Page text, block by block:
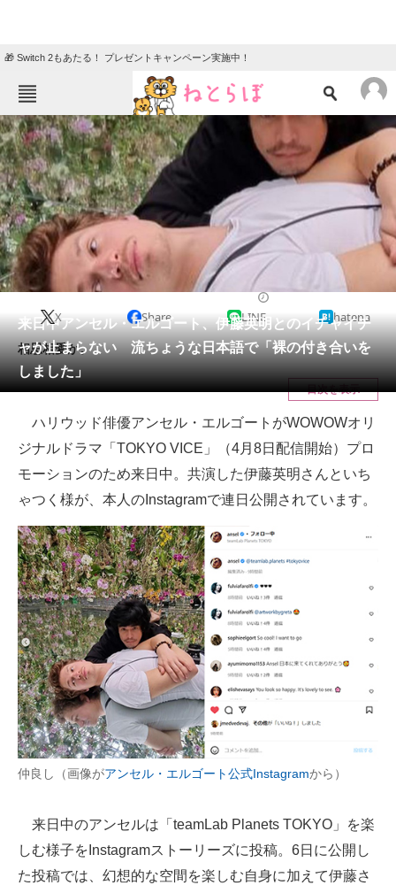
🎁 Switch 2もあたる！ プレゼントキャンペーン実施中！
ねとらぼメニュー
TOP
エンタメ
グルメ 地域
住まい 教育・育児
動物 リサーチ
会員記事
メディア
注目記事を集めた総合ページ
スマホと通信の最新トレンド
進化するPCとデバイスの未来
好きが集まる 比べて選べる
ビジネスと働き方のヒント
AI活用のいまが分かる
企業ITのトレンドを詳説
経営リーダーのコミュニティ
マーケ×ITの今がよく分かる
ITエンジニア向け専門サイト
企業向けIT製品の総合サイト
IT製品の技術・比較・事例
来日中アンセル・エルゴート、伊藤英明とのイチャイチ
ャが止まらない 流ちょうな日本語で「裸の付き合いを
しました」
X Share LINE hatena
相思相愛か。
目次を表示
ハリウッド俳優アンセル・エルゴートがWOWOWオリ
ジナルドラマ「TOKYO VICE」（4月8日配信開始）プロ
モーションのため来日中。共演した伊藤英明さんといち
ゃつく様が、本人のInstagramで連日公開されています。
仲良し（画像がアンセル・エルゴート公式Instagramから）
来日中のアンセルは「teamLab Planets TOKYO」を楽
しむ様子をInstagramストーリーズに投稿。6日に公開し
た投稿では、幻想的な空間を楽しむ自身に加えて伊藤さ